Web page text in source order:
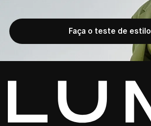
Faça o teste de estilo